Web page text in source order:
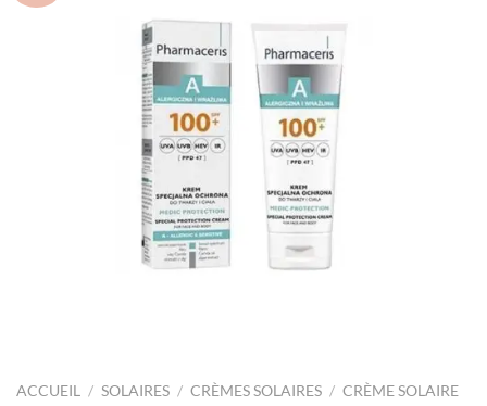
ACCUEIL / SOLAIRES / CRÈMES SOLAIRES / CRÈME SOLAIRE